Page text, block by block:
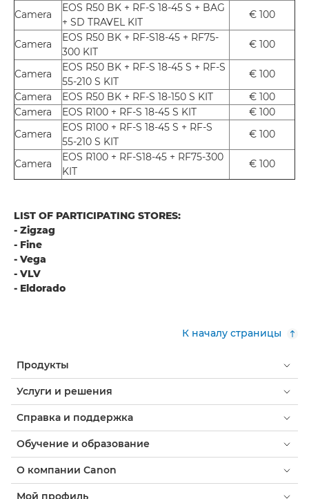
Camera
EOS R50 BK + RF-S 18-45 S + BAG
+ SD TRAVEL KIT
€ 100
Camera
EOS R50 BK + RF-S18-45 + RF75-
300 KIT
€ 100
Camera
EOS R50 BK + RF-S 18-45 S + RF-S
55-210 S KIT
€ 100
Camera
EOS R50 BK + RF-S 18-150 S KIT
€ 100
Camera
EOS R100 + RF-S 18-45 S KIT
€ 100
Camera
EOS R100 + RF-S 18-45 S + RF-S
55-210 S KIT
€ 100
Camera
EOS R100 + RF-S18-45 + RF75-300
KIT
€ 100
LIST OF PARTICIPATING STORES:
- Zigzag
- Fine
- Vega
- VLV
- Eldorado
К началу страницы
Продукты
Услуги и решения
Справка и поддержка
Обучение и образование
О компании Canon
Мой профиль